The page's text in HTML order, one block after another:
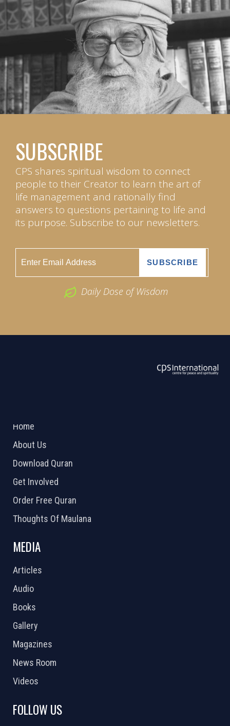
SUBSCRIBE
CPS shares spiritual wisdom to connect
people to their Creator to learn the art of
life management and rationally find
answers to questions pertaining to life and
its purpose. Subscribe to our newsletters.
Daily Dose of Wisdom
Home
About Us
Download Quran
Get Involved
Order Free Quran
Thoughts Of Maulana
MEDIA
Articles
Audio
Books
Gallery
Magazines
News Room
Videos
FOLLOW US